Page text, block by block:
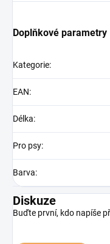
Doplňkové parametry
Kategorie:
EAN:
Délka:
Pro psy:
Barva:
Diskuze
Buďte první, kdo napíše